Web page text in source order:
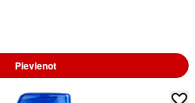
Pievienot